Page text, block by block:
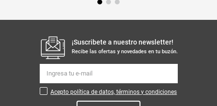
¡Suscribete a nuestro newsletter!
Recibe las ofertas y novedades en tu buzón.
Acepto política de datos, términos y condiciones